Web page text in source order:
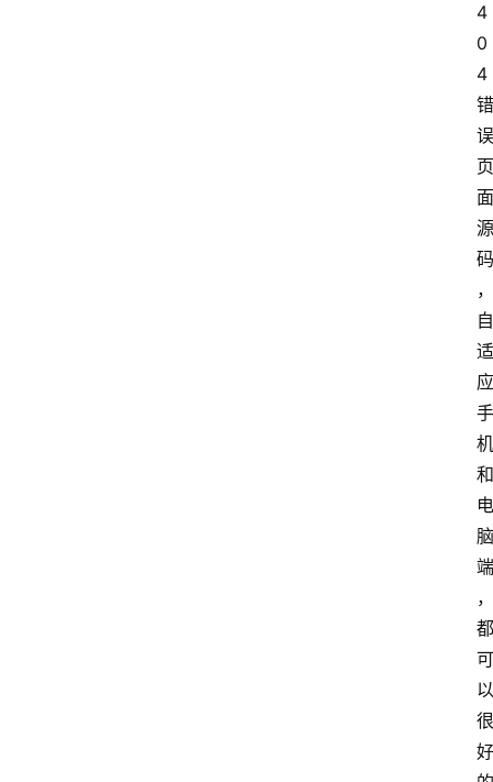
4
0
4
错
误
页
面
源
码
，
自
适
应
手
机
和
电
脑
端
，
都
可
以
很
好